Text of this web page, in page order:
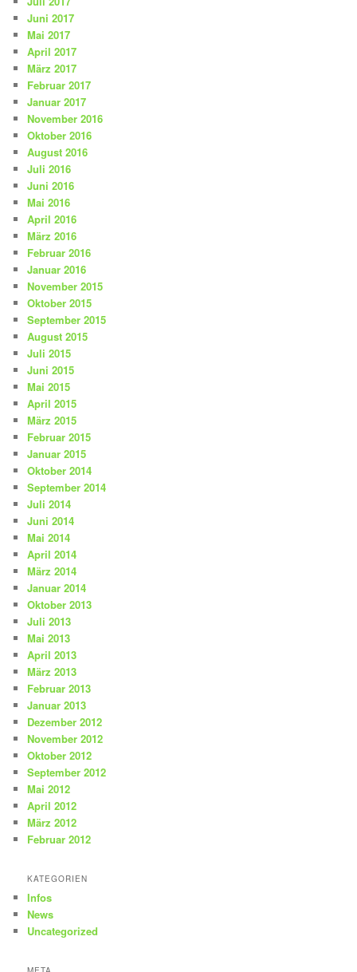
Juni 2017
Mai 2017
April 2017
März 2017
Februar 2017
Januar 2017
November 2016
Oktober 2016
August 2016
Juli 2016
Juni 2016
Mai 2016
April 2016
März 2016
Februar 2016
Januar 2016
November 2015
Oktober 2015
September 2015
August 2015
Juli 2015
Juni 2015
Mai 2015
April 2015
März 2015
Februar 2015
Januar 2015
Oktober 2014
September 2014
Juli 2014
Juni 2014
Mai 2014
April 2014
März 2014
Januar 2014
Oktober 2013
Juli 2013
Mai 2013
April 2013
März 2013
Februar 2013
Januar 2013
Dezember 2012
November 2012
Oktober 2012
September 2012
Mai 2012
April 2012
März 2012
Februar 2012
KATEGORIEN
Infos
News
Uncategorized